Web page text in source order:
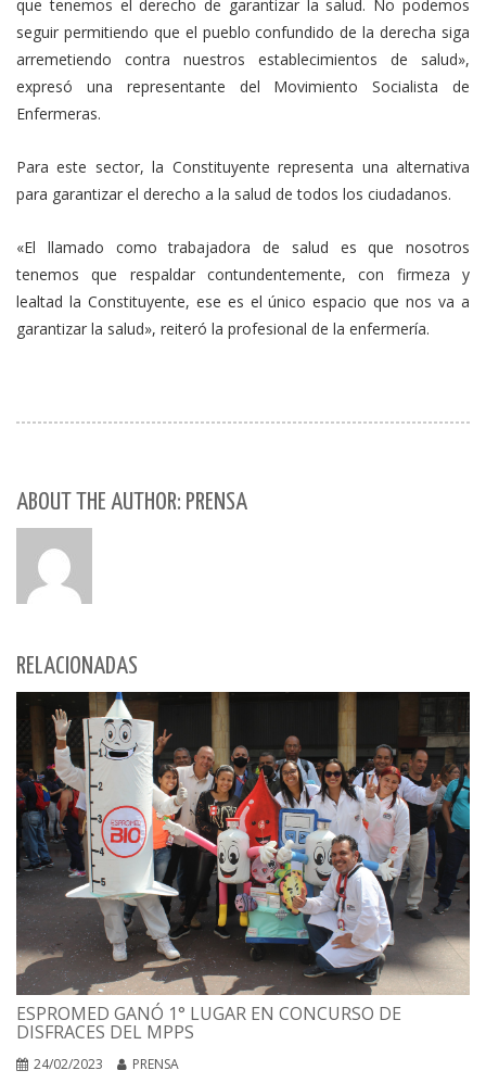
que tenemos el derecho de garantizar la salud. No podemos
seguir permitiendo que el pueblo confundido de la derecha siga
arremetiendo contra nuestros establecimientos de salud»,
expresó una representante del Movimiento Socialista de
Enfermeras.
Para este sector, la Constituyente representa una alternativa
para garantizar el derecho a la salud de todos los ciudadanos.
«El llamado como trabajadora de salud es que nosotros
tenemos que respaldar contundentemente, con firmeza y
lealtad la Constituyente, ese es el único espacio que nos va a
garantizar la salud», reiteró la profesional de la enfermería.
ABOUT THE AUTHOR: PRENSA
RELACIONADAS
ESPROMED GANÓ 1° LUGAR EN CONCURSO DE
DISFRACES DEL MPPS
24/02/2023 PRENSA